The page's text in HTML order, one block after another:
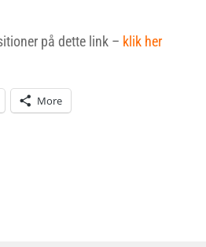
på dette link – klik her
More